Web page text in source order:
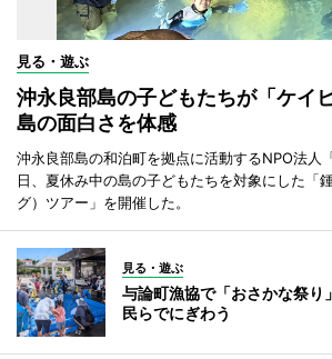
見る・遊ぶ
沖永良部島の子どもたちが「ケイ
島の面白さを体感
沖永良部島の和泊町を拠点に活動するNPO法人
日、夏休み中の島の子どもたちを対象にした「
グ）ツアー」を開催した。
見る・遊ぶ
与論町漁協で「おさかな祭り
民らでにぎわう